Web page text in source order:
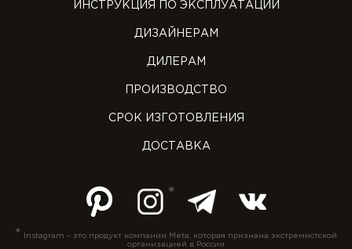
ИНСТРУКЦИЯ ПО ЭКСПЛУАТАЦИИ
ДИЗАЙНЕРАМ
ДИЛЕРАМ
ПРОИЗВОДСТВО
СРОК ИЗГОТОВЛЕНИЯ
ДОСТАВКА
*
Instagram – это продукт компании Meta, которая признана экстремистской
организацией в России